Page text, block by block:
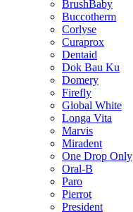
BrushBaby
Buccotherm
Corlyse
Curaprox
Dentaid
Dok Bau Ku
Domery
Firefly
Global White
Longa Vita
Marvis
Miradent
One Drop Only
Oral-B
Paro
Pierrot
President